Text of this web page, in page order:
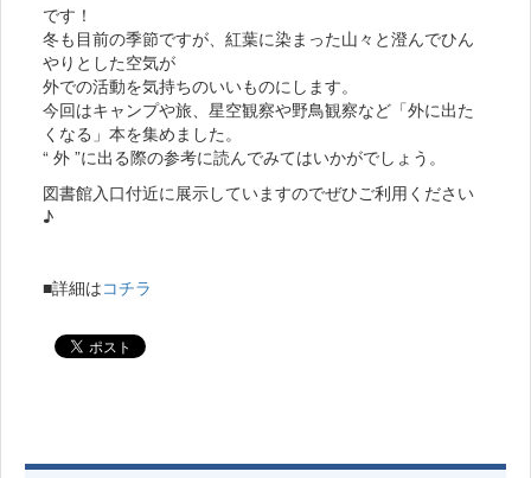
です！
冬も目前の季節ですが、紅葉に染まった山々と澄んでひん
やりとした空気が
外での活動を気持ちのいいものにします。
今回はキャンプや旅、星空観察や野鳥観察など「外に出た
くなる」本を集めました。
“ 外 ”に出る際の参考に読んでみてはいかがでしょう。
図書館入口付近に展示していますのでぜひご利用ください
♪
■詳細はコチラ